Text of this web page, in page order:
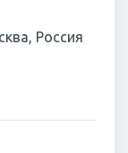
Россия